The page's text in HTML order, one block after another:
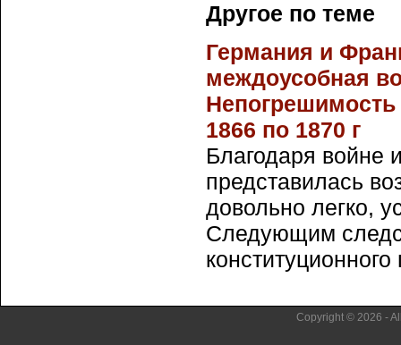
Другое по теме
Германия и
междоусобная
1866 по 1870 г
Благодаря войне
представилась
довольно легко,
Следующим
конституционного
Copyright © 2026 -